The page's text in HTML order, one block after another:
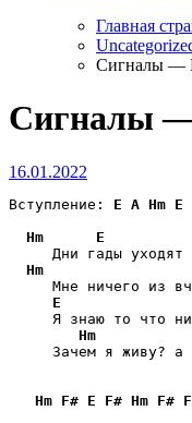
Главная
Сигналы —
Сигналы
16.01.2022
Вступление: E A Hm E
Hm
E
Дни гады уходят
Hm
Мне ничего из
E
Я знаю то что
Hm
Зачем я живу? а
Hm F# E F# Hm F#